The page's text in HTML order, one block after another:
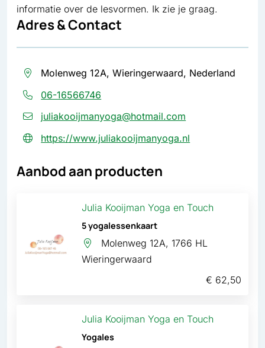
informatie over de lesvormen. Ik zie je graag.
Adres & Contact
Molenweg 12A, Wieringerwaard, Nederland
06-16566746
juliakooijmanyoga@hotmail.com
https://www.juliakooijmanyoga.nl
Aanbod aan producten
5 yogalessenkaart
Julia Kooijman Yoga en Touch
Molenweg 12A, 1766 HL
Wieringerwaard
€ 62,50
Yogales
Julia Kooijman Yoga en Touch